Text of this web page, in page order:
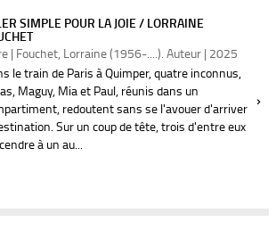
SIMPLE POUR LA JOIE / LORRAINE
| Fouchet, Lorraine (1956-....). Auteur | 2025
le train de Paris à Quimper, quatre inconnus,
Maguy, Mia et Paul, réunis dans un
redoutent sans se l'avouer d'arriver
Sur un coup de tête, trois d'entre eux
à un au...